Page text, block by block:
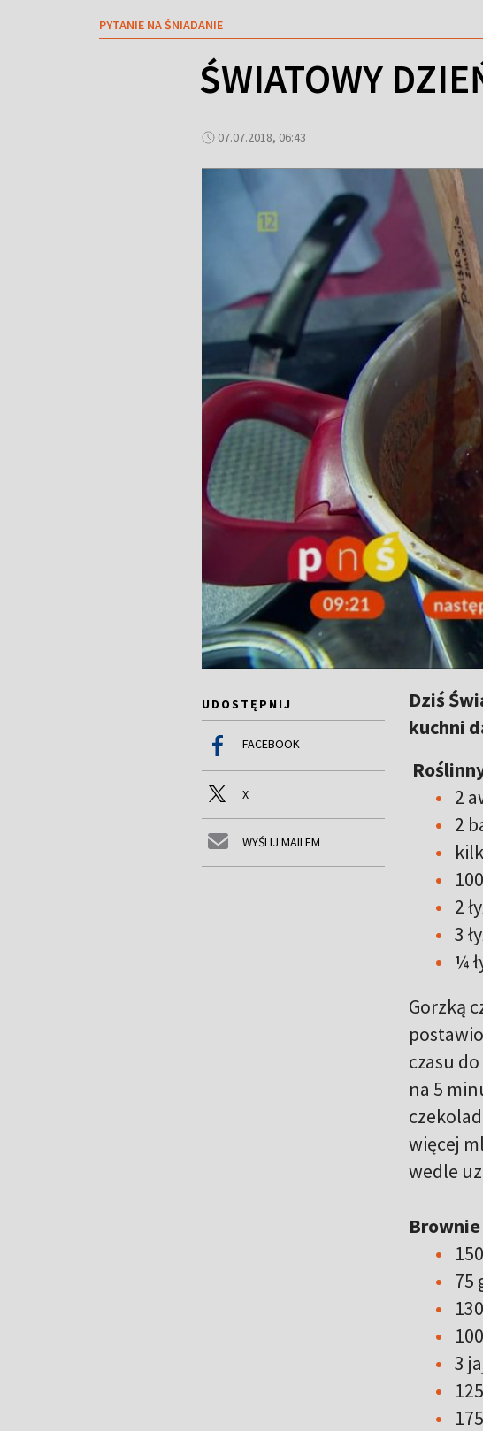
PYTANIE NA ŚNIADANIE
ŚWIATOWY
07.07.2018, 06:43
UDOSTĘPNIJ
FACEBOOK
X
WYŚLIJ MAILEM
Dziś
kuchni
2
2
2
3
¼
Gorzką
czasu
na 5
więcej
wedle
75
3